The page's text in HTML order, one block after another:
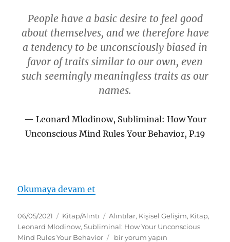
People have a basic desire to feel good
about themselves, and we therefore have
a tendency to be unconsciously biased in
favor of traits similar to our own, even
such seemingly meaningless traits as our
names.
Leonard Mlodinow, Subliminal: How Your
Unconscious Mind Rules Your Behavior, P.19
Okumaya devam et
Yayın
tarihi
06/05/2021 Kategoriler
Kitap/Alıntı Etiketler
Alıntılar, Kişisel Gelişim, Kitap,
Leonard Mlodinow,Subliminal: How Your Unconscious
Mind Rules Your Behavior
Subliminal:
bir yorum yapın